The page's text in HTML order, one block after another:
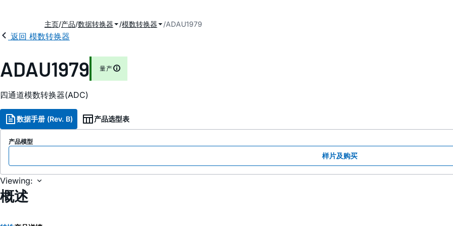
主页 产品 数据转换器 模数转换器 ADAU1979
返回 模数转换器
ADAU1979 量产
四通道模数转换器(ADC)
数据手册 (Rev. B) 产品选型表
产品模型
样片及购买
Viewing:
概述